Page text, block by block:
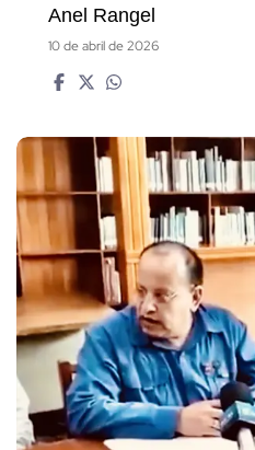
Anel Rangel
10 de abril de 2026